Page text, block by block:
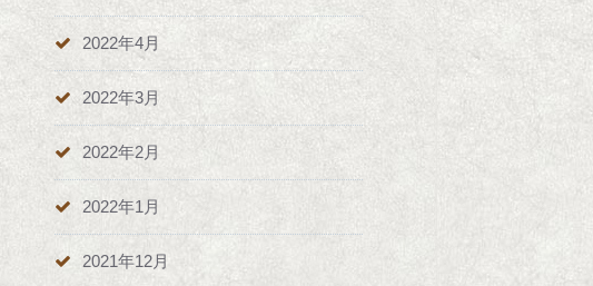
2022年4月
2022年3月
2022年2月
2022年1月
2021年12月